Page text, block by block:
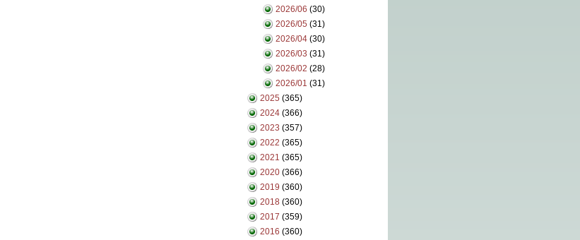
2026/06 (30)
2026/05 (31)
2026/04 (30)
2026/03 (31)
2026/02 (28)
2026/01 (31)
2025 (365)
2024 (366)
2023 (357)
2022 (365)
2021 (365)
2020 (366)
2019 (360)
2018 (360)
2017 (359)
2016 (360)